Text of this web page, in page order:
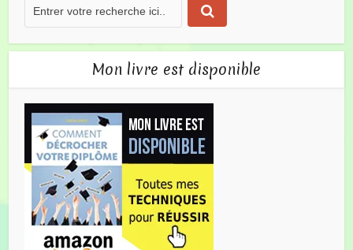
Mon livre est disponible